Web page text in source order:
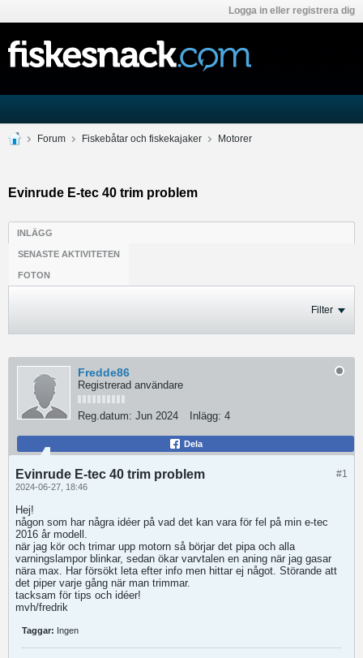
Logga in eller registrera dig
Forum Fiskebåtar och fiskekajaker Motorer
Evinrude E-tec 40 trim problem
INLÄGG
SENASTE AKTIVITETEN
FOTON
Filter
Fredde86
Registrerad användare
Reg.datum: Jun 2024 Inlägg: 4
Dela
#1
Evinrude E-tec 40 trim problem
2024-06-27, 18:46
Hej!
någon som har några idéer på vad det kan vara för fel på min e-tec
2016 år modell.
när jag kör och trimar upp motorn så börjar det pipa och alla
varningslampor blinkar, sedan ökar varvtalen en aning när jag gasar
nära max. Har försökt leta efter info men hittar ej något. Störande att
det piper varje gång när man trimmar.
tacksam för tips och idéer!
mvh/fredrik
Taggar: Ingen